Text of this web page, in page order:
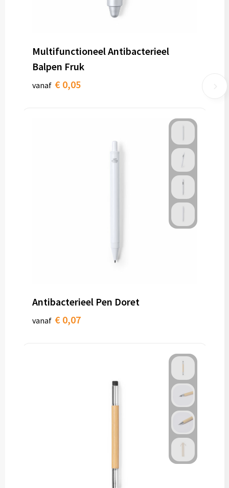
Multifunctioneel Antibacterieel
Balpen Fruk
vanaf € 0,05
Antibacterieel Pen Doret
vanaf € 0,07